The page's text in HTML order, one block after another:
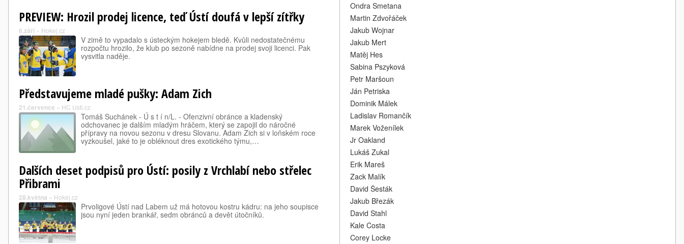
PREVIEW: Hrozil prodej licence, teď Ústí doufá v lepší zítřky
6.září » Hokej.cz
V zimě to vypadalo s ústeckým hokejem bledě. Kvůli nedostatečnému
rozpočtu hrozilo, že klub po sezoně nabídne na prodej svoji licenci. Pak
vysvitla naděje.
Představujeme mladé pušky: Adam Zich
21.července » HC Usti.cz
Tomáš Suchánek - Ú s t í n/L. - Ofenzivní obránce a kladenský
odchovanec je dalším mladým hráčem, který se zapojil do náročné
přípravy na novou sezonu v dresu Slovanu. Adam Zich si v loňském roce
vyzkoušel, jaké to je obléknout dres exotického týmu,…
Dalších deset podpisů pro Ústí: posily z Vrchlabí nebo střelec
Přibrami
28.května » Hokej.cz
Prvoligové Ústí nad Labem už má hotovou kostru kádru: na jeho soupisce
jsou nyní jeden brankář, sedm obránců a devět útočníků.
Ondra Smetana
Martin Zdvořáček
Jakub Wojnar
Jakub Mert
Matěj Hes
Sabina Pszyková
Petr Maršoun
Ján Petriska
Dominik Málek
Ladislav Romančík
Marek Voženílek
Jr Oakland
Lukáš Zukal
Erik Mareš
Zack Malík
David Šesták
Jakub Březák
David Stahl
Kale Costa
Corey Locke